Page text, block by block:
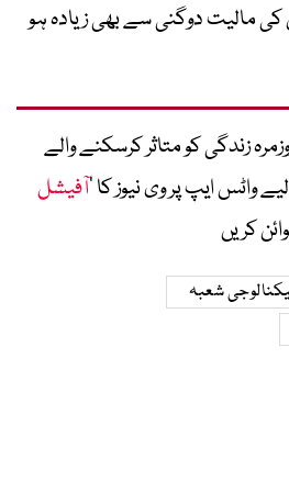
مالیت دوگنی سے بھی زیادہ ہو
زندگی کو متاثر کرسکنے والے
واٹس ایپ پر وی نیوز کا ’آفیشل
کریں
شعبہ